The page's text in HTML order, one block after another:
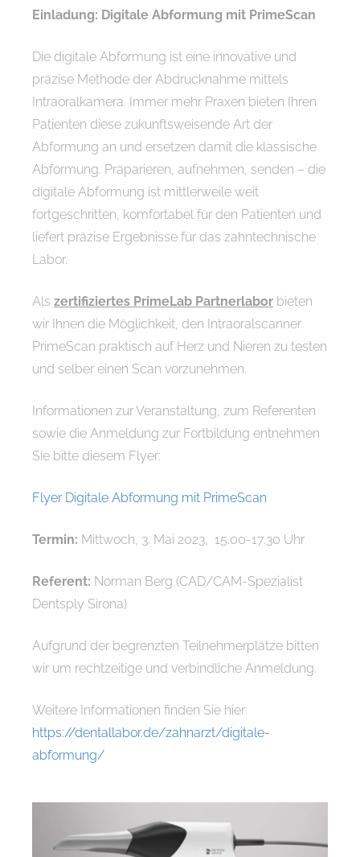
Einladung: Digitale Abformung mit PrimeScan
Die digitale Abformung ist eine innovative und
präzise Methode der Abdrucknahme mittels
Intraoralkamera. Immer mehr Praxen bieten Ihren
Patienten diese zukunftsweisende Art der
Abformung an und ersetzen damit die klassische
Abformung. Präparieren, aufnehmen, senden – die
digitale Abformung ist mittlerweile weit
fortgeschritten, komfortabel für den Patienten und
liefert präzise Ergebnisse für das zahntechnische
Labor.
Als zertifiziertes PrimeLab Partnerlabor bieten
wir Ihnen die Möglichkeit, den Intraoralscanner
PrimeScan praktisch auf Herz und Nieren zu testen
und selber einen Scan vorzunehmen.
Informationen zur Veranstaltung, zum Referenten
sowie die Anmeldung zur Fortbildung entnehmen
Sie bitte diesem Flyer:
Flyer Digitale Abformung mit PrimeScan
Termin: Mittwoch, 3. Mai 2023, 15.00-17.30 Uhr
Referent: Norman Berg (CAD/CAM-Spezialist
Dentsply Sirona)
Aufgrund der begrenzten Teilnehmerplätze bitten
wir um rechtzeitige und verbindliche Anmeldung.
Weitere Informationen finden Sie hier:
https://dentallabor.de/zahnarzt/digitale-
abformung/